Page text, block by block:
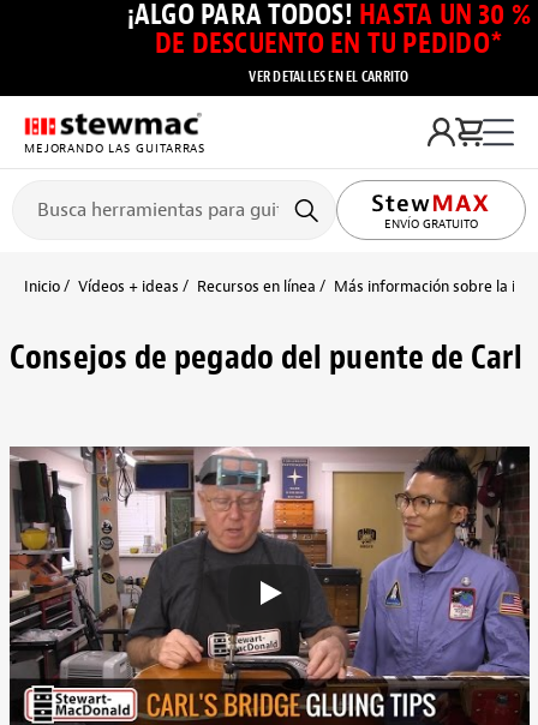
¡ALGO PARA TODOS! HASTA UN 30 %
DE DESCUENTO EN TU PEDIDO*
VER DETALLES EN EL CARRITO
MEJORANDO LAS GUITARRAS
ENVÍO GRATUITO
Inicio Vídeos + ideas Recursos en línea Más información sobre la
Consejos de pegado del puente de Carl